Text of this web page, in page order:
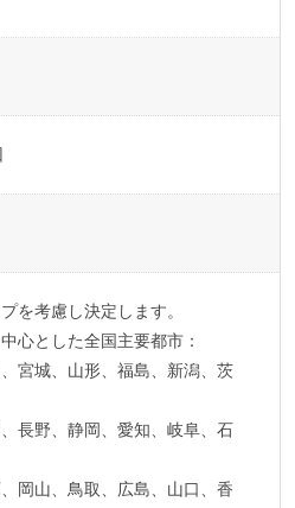
を考慮し決定します。
心とした全国主要都市：
宮城、山形、福島、新潟、茨
長野、静岡、愛知、岐阜、石
岡山、鳥取、広島、山口、香